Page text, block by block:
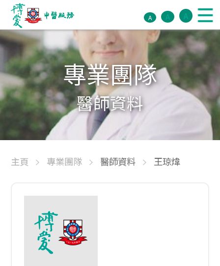
A A A
專業團隊
醫師資料
主頁 專業團隊 醫師資料 王琼煒